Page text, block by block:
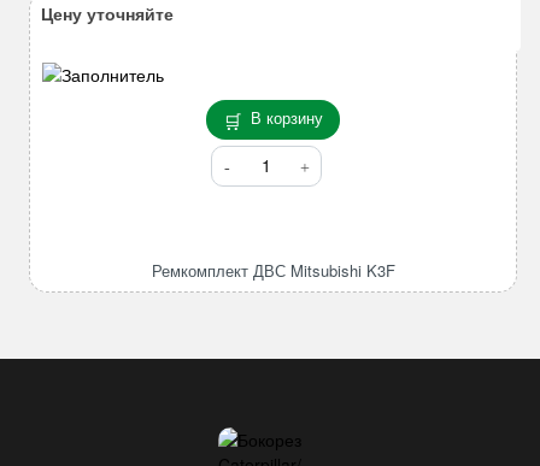
В корзину
Количество
товара
K3F
Ремкомплект ДВС Mitsubishi K3F
Цену уточняйте